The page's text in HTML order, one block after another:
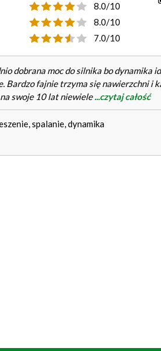
8.0/10
8.0/10
7.0/10
dobrana moc do silnika bo dynamika
Bardzo fajnie trzyma się nawierzchni i
swoje 10 lat niewiele...czytaj całość
spalanie, dynamika